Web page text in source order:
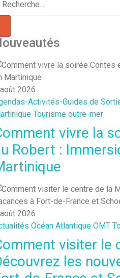
2026
Activités-Guides de
Tourisme outre-mer
vivre la
Robert :
2026
Océan Atlantique OMT
visiter le
les